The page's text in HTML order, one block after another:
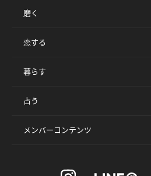
磨く
恋する
暮らす
占う
メンバーコンテンツ